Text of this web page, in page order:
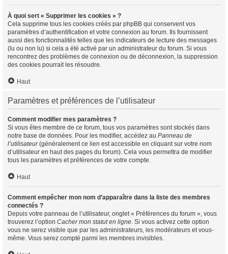
À quoi sert « Supprimer les cookies » ?
Cela supprime tous les cookies créés par phpBB qui conservent vos
paramètres d’authentification et votre connexion au forum. Ils fournissent
aussi des fonctionnalités telles que les indicateurs de lecture des messages
(lu ou non lu) si cela a été activé par un administrateur du forum. Si vous
rencontrez des problèmes de connexion ou de déconnexion, la suppression
des cookies pourrait les résoudre.
Haut
Paramètres et préférences de l’utilisateur
Comment modifier mes paramètres ?
Si vous êtes membre de ce forum, tous vos paramètres sont stockés dans
notre base de données. Pour les modifier, accédez au Panneau de
l’utilisateur(généralement ce lien est accessible en cliquant sur votre nom
d’utilisateur en haut des pages du forum). Cela vous permettra de modifier
tous les paramètres et préférences de votre compte.
Haut
Comment empêcher mon nom d’apparaître dans la liste des membres
connectés ?
Depuis votre panneau de l’utilisateur, onglet « Préférences du forum », vous
trouverez l’option Cacher mon statut en ligne. Si vous activez cette option
vous ne serez visible que par les administrateurs, les modérateurs et vous-
même. Vous serez compté parmi les membres invisibles.